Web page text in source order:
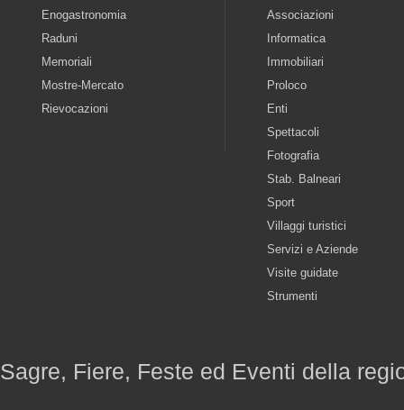
Enogastronomia
Raduni
Memoriali
Mostre-Mercato
Rievocazioni
Associazioni
Informatica
Immobiliari
Proloco
Enti
Spettacoli
Fotografia
Stab. Balneari
Sport
Villaggi turistici
Servizi e Aziende
Visite guidate
Strumenti
Sagre, Fiere, Feste ed Eventi della